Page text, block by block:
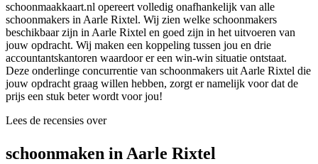
schoonmaakkaart.nl opereert volledig onafhankelijk van alle
schoonmakers in Aarle Rixtel. Wij zien welke schoonmakers
beschikbaar zijn in Aarle Rixtel en goed zijn in het uitvoeren van
jouw opdracht. Wij maken een koppeling tussen jou en drie
accountantskantoren waardoor er een win-win situatie ontstaat.
Deze onderlinge concurrentie van schoonmakers uit Aarle Rixtel die
jouw opdracht graag willen hebben, zorgt er namelijk voor dat de
prijs een stuk beter wordt voor jou!
Lees de recensies over
schoonmaken in Aarle Rixtel